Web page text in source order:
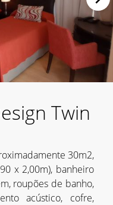
Twin
30m2,
x 2,00m), banheiro
roupões de banho,
acústico, cofre,